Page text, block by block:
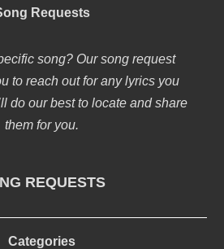
Requests
song? Our song request
to reach out for any lyrics you
do our best to locate and share
them for you.
REQUESTS
Categories